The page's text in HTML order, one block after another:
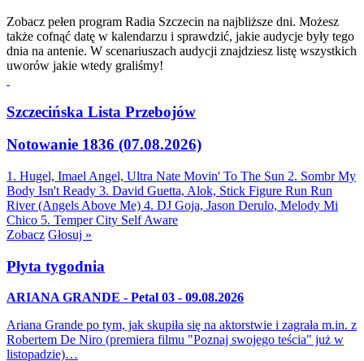
Zobacz pełen program Radia Szczecin na najbliższe dni. Możesz
także cofnąć datę w kalendarzu i sprawdzić, jakie audycje były tego
dnia na antenie. W scenariuszach audycji znajdziesz listę wszystkich
uworów jakie wtedy graliśmy!
Szczecińska Lista Przebojów
Notowanie 1836 (07.08.2026)
1. Hugel, Imael Angel, Ultra Nate Movin' To The Sun 2. Sombr My
Body Isn't Ready 3. David Guetta, Alok, Stick Figure Run Run
River (Angels Above Me) 4. DJ Goja, Jason Derulo, Melody Mi
Chico 5. Temper City Self Aware
Zobacz Głosuj »
Płyta tygodnia
ARIANA GRANDE - Petal 03 - 09.08.2026
Ariana Grande po tym, jak skupiła się na aktorstwie i zagrała m.in. z
Robertem De Niro (premiera filmu "Poznaj swojego teścia" już w
listopadzie)…